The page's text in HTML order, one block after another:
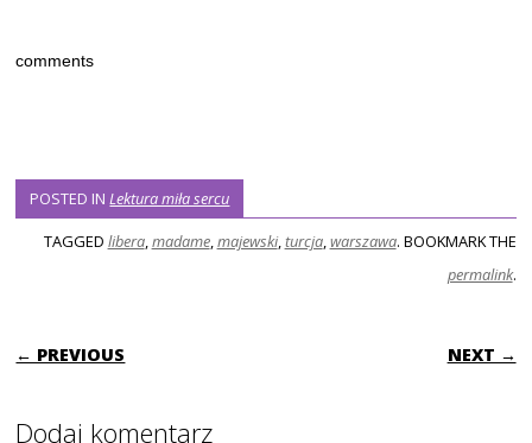
comments
POSTED INLektura miła sercu
TAGGED libera,madame,majewski,turcja,warszawa. BOOKMARK THE
permalink.
POST NAVIGATION
← PREVIOUS NEXT →
Dodaj komentarz